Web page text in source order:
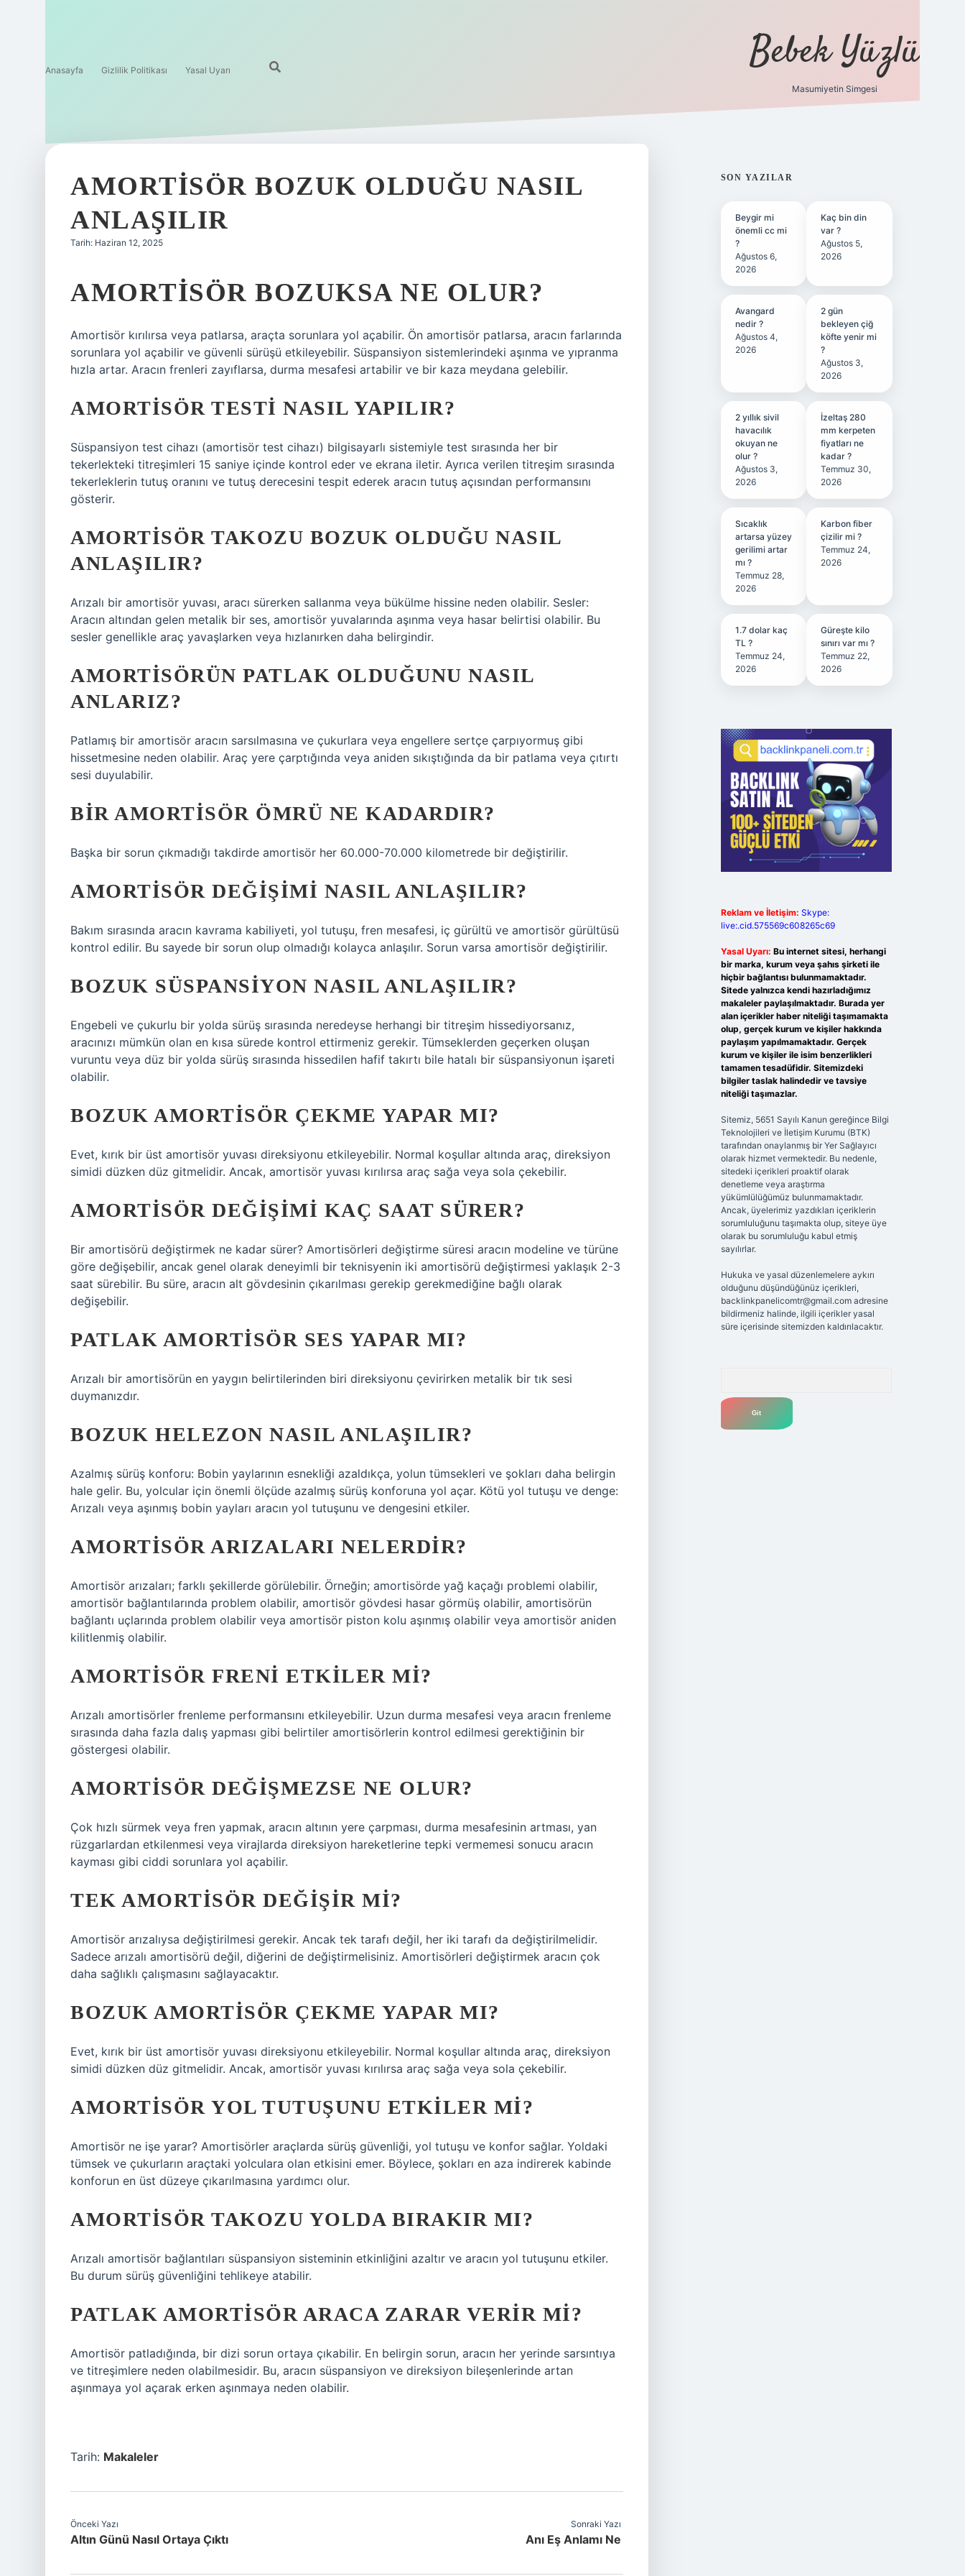
Anasayfa Gizlilik Politikası Yasal Uyarı Bebek Yüzlü
Masumiyetin Simgesi
AMORTISÖR BOZUK OLDUĞU NASIL
ANLAŞILIR
Tarih: Haziran 12, 2025
AMORTISÖR BOZUKSA NE OLUR?
Amortisör kırılırsa veya patlarsa, araçta sorunlara yol açabilir. Ön amortisör patlarsa, aracın farlarında
sorunlara yol açabilir ve güvenli sürüşü etkileyebilir. Süspansiyon sistemlerindeki aşınma ve yıpranma
hızla artar. Aracın frenleri zayıflarsa, durma mesafesi artabilir ve bir kaza meydana gelebilir.
AMORTISÖR TESTI NASIL YAPILIR?
Süspansiyon test cihazı (amortisör test cihazı) bilgisayarlı sistemiyle test sırasında her bir
tekerlekteki titreşimleri 15 saniye içinde kontrol eder ve ekrana iletir. Ayrıca verilen titreşim sırasında
tekerleklerin tutuş oranını ve tutuş derecesini tespit ederek aracın tutuş açısından performansını
gösterir.
AMORTISÖR TAKOZU BOZUK OLDUĞU NASIL
ANLAŞILIR?
Arızalı bir amortisör yuvası, aracı sürerken sallanma veya bükülme hissine neden olabilir. Sesler:
Aracın altından gelen metalik bir ses, amortisör yuvalarında aşınma veya hasar belirtisi olabilir. Bu
sesler genellikle araç yavaşlarken veya hızlanırken daha belirgindir.
AMORTISÖRÜN PATLAK OLDUĞUNU NASIL
ANLARIZ?
Patlamış bir amortisör aracın sarsılmasına ve çukurlara veya engellere sertçe çarpıyormuş gibi
hissetmesine neden olabilir. Araç yere çarptığında veya aniden sıkıştığında da bir patlama veya çıtırtı
sesi duyulabilir.
BIR AMORTISÖR ÖMRÜ NE KADARDIR?
Başka bir sorun çıkmadığı takdirde amortisör her 60.000-70.000 kilometrede bir değiştirilir.
AMORTISÖR DEĞIŞIMI NASIL ANLAŞILIR?
Bakım sırasında aracın kavrama kabiliyeti, yol tutuşu, fren mesafesi, iç gürültü ve amortisör gürültüsü
kontrol edilir. Bu sayede bir sorun olup olmadığı kolayca anlaşılır. Sorun varsa amortisör değiştirilir.
BOZUK SÜSPANSIYON NASIL ANLAŞILIR?
Engebeli ve çukurlu bir yolda sürüş sırasında neredeyse herhangi bir titreşim hissediyorsanız,
aracınızı mümkün olan en kısa sürede kontrol ettirmeniz gerekir. Tümseklerden geçerken oluşan
vuruntu veya düz bir yolda sürüş sırasında hissedilen hafif takırtı bile hatalı bir süspansiyonun işareti
olabilir.
BOZUK AMORTISÖR ÇEKME YAPAR MI?
Evet, kırık bir üst amortisör yuvası direksiyonu etkileyebilir. Normal koşullar altında araç, direksiyon
simidi düzken düz gitmelidir. Ancak, amortisör yuvası kırılırsa araç sağa veya sola çekebilir.
AMORTISÖR DEĞIŞIMI KAÇ SAAT SÜRER?
Bir amortisörü değiştirmek ne kadar sürer? Amortisörleri değiştirme süresi aracın modeline ve türüne
göre değişebilir, ancak genel olarak deneyimli bir teknisyenin iki amortisörü değiştirmesi yaklaşık 2-3
saat sürebilir. Bu süre, aracın alt gövdesinin çıkarılması gerekip gerekmediğine bağlı olarak
değişebilir.
PATLAK AMORTISÖR SES YAPAR MI?
Arızalı bir amortisörün en yaygın belirtilerinden biri direksiyonu çevirirken metalik bir tık sesi
duymanızdır.
BOZUK HELEZON NASIL ANLAŞILIR?
Azalmış sürüş konforu: Bobin yaylarının esnekliği azaldıkça, yolun tümsekleri ve şokları daha belirgin
hale gelir. Bu, yolcular için önemli ölçüde azalmış sürüş konforuna yol açar. Kötü yol tutuşu ve denge:
Arızalı veya aşınmış bobin yayları aracın yol tutuşunu ve dengesini etkiler.
AMORTISÖR ARIZALARI NELERDIR?
Amortisör arızaları; farklı şekillerde görülebilir. Örneğin; amortisörde yağ kaçağı problemi olabilir,
amortisör bağlantılarında problem olabilir, amortisör gövdesi hasar görmüş olabilir, amortisörün
bağlantı uçlarında problem olabilir veya amortisör piston kolu aşınmış olabilir veya amortisör aniden
kilitlenmiş olabilir.
AMORTISÖR FRENI ETKILER MI?
Arızalı amortisörler frenleme performansını etkileyebilir. Uzun durma mesafesi veya aracın frenleme
sırasında daha fazla dalış yapması gibi belirtiler amortisörlerin kontrol edilmesi gerektiğinin bir
göstergesi olabilir.
AMORTISÖR DEĞIŞMEZSE NE OLUR?
Çok hızlı sürmek veya fren yapmak, aracın altının yere çarpması, durma mesafesinin artması, yan
rüzgarlardan etkilenmesi veya virajlarda direksiyon hareketlerine tepki vermemesi sonucu aracın
kayması gibi ciddi sorunlara yol açabilir.
TEK AMORTISÖR DEĞIŞIR MI?
Amortisör arızalıysa değiştirilmesi gerekir. Ancak tek tarafı değil, her iki tarafı da değiştirilmelidir.
Sadece arızalı amortisörü değil, diğerini de değiştirmelisiniz. Amortisörleri değiştirmek aracın çok
daha sağlıklı çalışmasını sağlayacaktır.
BOZUK AMORTISÖR ÇEKME YAPAR MI?
Evet, kırık bir üst amortisör yuvası direksiyonu etkileyebilir. Normal koşullar altında araç, direksiyon
simidi düzken düz gitmelidir. Ancak, amortisör yuvası kırılırsa araç sağa veya sola çekebilir.
AMORTISÖR YOL TUTUŞUNU ETKILER MI?
Amortisör ne işe yarar? Amortisörler araçlarda sürüş güvenliği, yol tutuşu ve konfor sağlar. Yoldaki
tümsek ve çukurların araçtaki yolculara olan etkisini emer. Böylece, şokları en aza indirerek kabinde
konforun en üst düzeye çıkarılmasına yardımcı olur.
AMORTISÖR TAKOZU YOLDA BIRAKIR MI?
Arızalı amortisör bağlantıları süspansiyon sisteminin etkinliğini azaltır ve aracın yol tutuşunu etkiler.
Bu durum sürüş güvenliğini tehlikeye atabilir.
PATLAK AMORTISÖR ARACA ZARAR VERIR MI?
Amortisör patladığında, bir dizi sorun ortaya çıkabilir. En belirgin sorun, aracın her yerinde sarsıntıya
ve titreşimlere neden olabilmesidir. Bu, aracın süspansiyon ve direksiyon bileşenlerinde artan
aşınmaya yol açarak erken aşınmaya neden olabilir.
Tarih: Makaleler
Önceki Yazı
Altın Günü Nasıl Ortaya Çıktı
Sonraki Yazı
Anı Eş Anlamı Ne
SIDEBAR
SON YAZILAR
Beygir mi
önemli cc mi
?
Ağustos 6,
2026
Kaç bin din
var ?
Ağustos 5,
2026
Avangard
nedir ?
Ağustos 4,
2026
2 gün
bekleyen çiğ
köfte yenir mi
?
Ağustos 3,
2026
2 yıllık sivil
havacılık
okuyan ne
olur ?
Ağustos 3,
2026
İzeltaş 280
mm kerpeten
fiyatları ne
kadar ?
Temmuz 30,
2026
Sıcaklık
artarsa yüzey
gerilimi artar
mı ?
Temmuz 28,
2026
Karbon fiber
çizilir mi ?
Temmuz 24,
2026
1.7 dolar kaç
TL ?
Temmuz 24,
2026
Güreşte kilo
sınırı var mı ?
Temmuz 22,
2026
Reklam ve İletişim: Skype:
live:.cid.575569c608265c69
Yasal Uyarı: Bu internet sitesi, herhangi
bir marka, kurum veya şahıs şirketi ile
hiçbir bağlantısı bulunmamaktadır.
Sitede yalnızca kendi hazırladığımız
makaleler paylaşılmaktadır. Burada yer
alan içerikler haber niteliği taşımamakta
olup, gerçek kurum ve kişiler hakkında
paylaşım yapılmamaktadır. Gerçek
kurum ve kişiler ile isim benzerlikleri
tamamen tesadüfidir. Sitemizdeki
bilgiler taslak halindedir ve tavsiye
niteliği taşımazlar.
Sitemiz, 5651 Sayılı Kanun gereğince Bilgi
Teknolojileri ve İletişim Kurumu (BTK)
tarafından onaylanmış bir Yer Sağlayıcı
olarak hizmet vermektedir. Bu nedenle,
sitedeki içerikleri proaktif olarak
denetleme veya araştırma
yükümlülüğümüz bulunmamaktadır.
Ancak, üyelerimiz yazdıkları içeriklerin
sorumluluğunu taşımakta olup, siteye üye
olarak bu sorumluluğu kabul etmiş
sayılırlar.
Hukuka ve yasal düzenlemelere aykırı
olduğunu düşündüğünüz içerikleri,
backlinkpanelicomtr@gmail.comadresine
bildirmeniz halinde, ilgili içerikler yasal
süre içerisinde sitemizden kaldırılacaktır.